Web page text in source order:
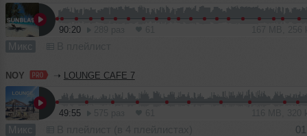
90:20
Микс
NOY ➝ LOUNGE CAFE 7
49:55
Микс